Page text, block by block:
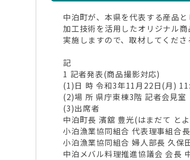
中泊町が、本県を代表する産品
加工技術を活用したオリジナル
実施しますので、取材してくださ
記
1 記者発表(商品撮影対応)
(1)日 時 令和3年11月22日(月)
(2)場 所 県庁東棟3階 記者会見室
(3)出席者
中泊町長 濱舘 豊光(はまだて と
小泊漁業協同組合 代表理事組合
小泊漁業協同組合 婦人部長 久保
中泊メバル料理推進協議会 会長